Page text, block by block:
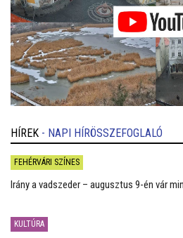
HÍREK - NAPI HÍRÖSSZEFOGLALÓ
FEHÉRVÁRI SZÍNES
Irány a vadszeder – augusztus 9-én vár
KULTÚRA